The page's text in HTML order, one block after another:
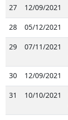
27 12/09/2021
28 05/12/2021
29 07/11/2021
30 12/09/2021
31 10/10/2021